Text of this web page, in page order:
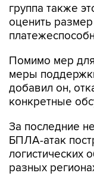
группа также
оценить
Помимо мер
меры
добавил он,
конкретные
За последние
БПЛА-атак
логистических
разных